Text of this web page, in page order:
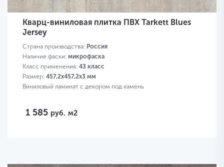
Кварц-виниловая плитка ПВХ Tarkett Blues
Jersey
Страна производства: Россия
Наличие фаски: микрофаска
Класс применения: 43 класс
Размер: 457,2х457,2х3 мм
Виниловый ламинат с декором под камень
1 585 руб. м2